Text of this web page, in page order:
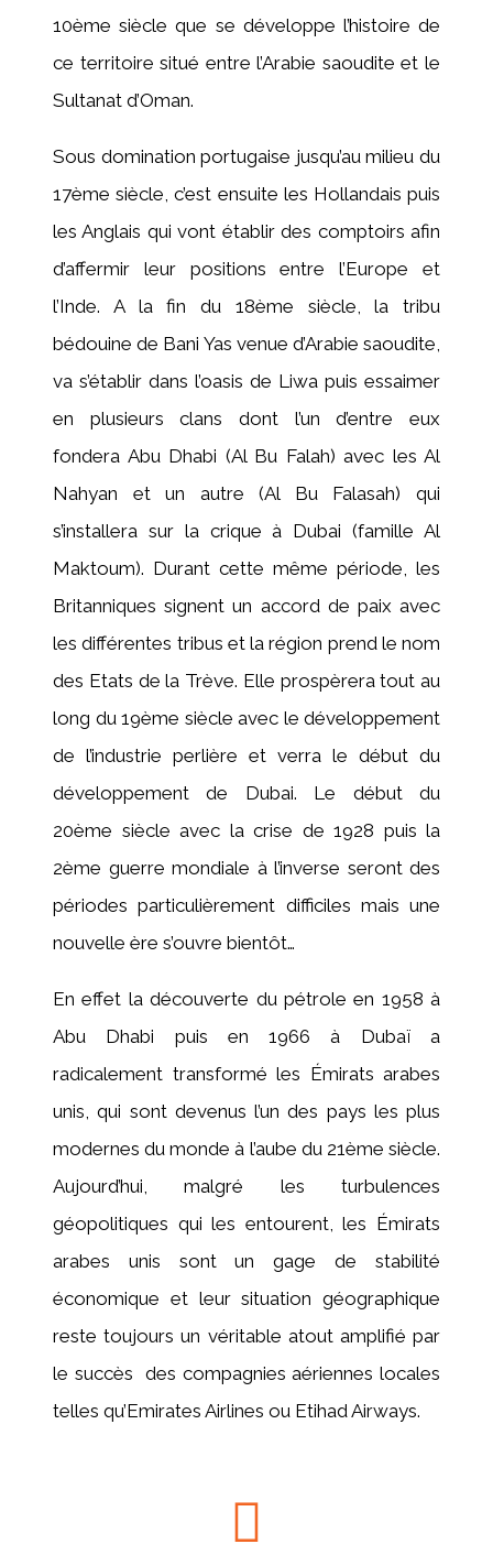
10ème siècle que se développe l’histoire de
ce territoire situé entre l’Arabie saoudite et le
Sultanat d’Oman.
Sous domination portugaise jusqu’au milieu du
17ème siècle, c’est ensuite les Hollandais puis
les Anglais qui vont établir des comptoirs afin
d’affermir leur positions entre l’Europe et
l’Inde. A la fin du 18ème siècle, la tribu
bédouine de Bani Yas venue d’Arabie saoudite,
va s’établir dans l’oasis de Liwa puis essaimer
en plusieurs clans dont l’un d’entre eux
fondera Abu Dhabi (Al Bu Falah) avec les Al
Nahyan et un autre (Al Bu Falasah) qui
s’installera sur la crique à Dubai (famille Al
Maktoum). Durant cette même période, les
Britanniques signent un accord de paix avec
les différentes tribus et la région prend le nom
des Etats de la Trève. Elle prospèrera tout au
long du 19ème siècle avec le développement
de l’industrie perlière et verra le début du
développement de Dubai. Le début du
20ème siècle avec la crise de 1928 puis la
2ème guerre mondiale à l’inverse seront des
périodes particulièrement difficiles mais une
nouvelle ère s’ouvre bientôt…
En effet la découverte du pétrole en 1958 à
Abu Dhabi puis en 1966 à Dubaï a
radicalement transformé les Émirats arabes
unis, qui sont devenus l’un des pays les plus
modernes du monde à l’aube du 21ème siècle.
Aujourd’hui, malgré les turbulences
géopolitiques qui les entourent, les Émirats
arabes unis sont un gage de stabilité
économique et leur situation géographique
reste toujours un véritable atout amplifié par
le succès des compagnies aériennes locales
telles qu’Emirates Airlines ou Etihad Airways.
